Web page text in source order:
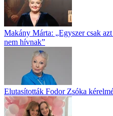
Makány Márta: „Egyszer csak
nem hívnak”
Elutasították Fodor Zsóka